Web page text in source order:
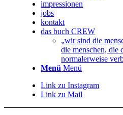
impressionen
jobs
kontakt
das buch CREW
„wir sind die
die menschen, die
normalerweise
Menü Menü
Link zu Instagram
Link zu Mail